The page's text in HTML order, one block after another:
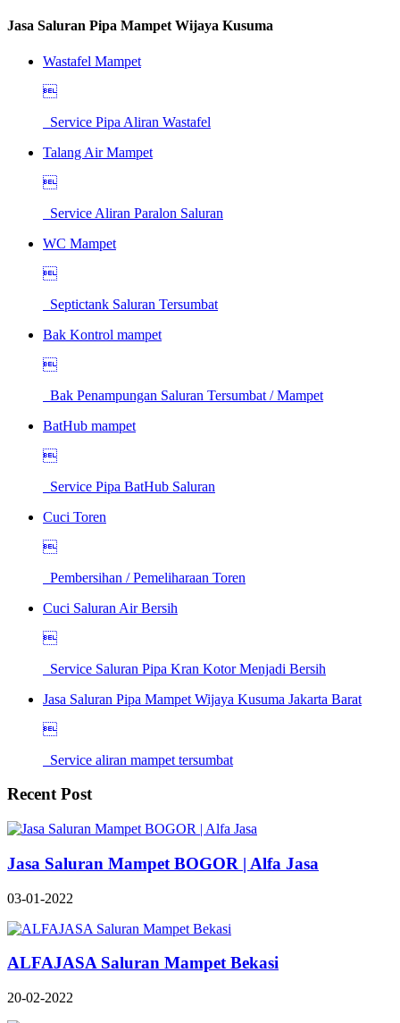
Jasa Saluran Pipa Mampet Wijaya Kusuma
Wastafel Mampet

Service Pipa Aliran Wastafel
Talang Air Mampet

Service Aliran Paralon Saluran
WC Mampet

Septictank Saluran Tersumbat
Bak Kontrol mampet

Bak Penampungan Saluran Tersumbat / Mampet
BatHub mampet

Service Pipa BatHub Saluran
Cuci Toren

Pembersihan / Pemeliharaan Toren
Cuci Saluran Air Bersih

Service Saluran Pipa Kran Kotor Menjadi Bersih
Jasa Saluran Pipa Mampet Wijaya Kusuma Jakarta Barat

Service aliran mampet tersumbat
Recent Post
Jasa Saluran Mampet BOGOR | Alfa Jasa
03-01-2022
ALFAJASA Saluran Mampet Bekasi
20-02-2022